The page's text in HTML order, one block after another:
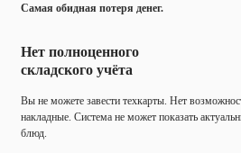
Самая обидная потеря денег.
Нет полноценного
складского учёта
Вы не можете завести техкарты. Нет
накладные. Система не может показать
блюд.